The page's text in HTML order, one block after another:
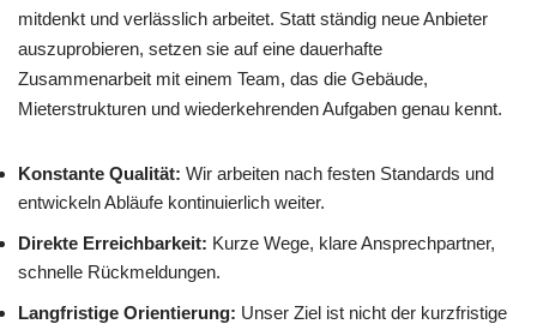
mitdenkt und verlässlich arbeitet. Statt ständig neue Anbieter
auszuprobieren, setzen sie auf eine dauerhafte
Zusammenarbeit mit einem Team, das die Gebäude,
Mieterstrukturen und wiederkehrenden Aufgaben genau kennt.
Konstante Qualität: Wir arbeiten nach festen Standards und
entwickeln Abläufe kontinuierlich weiter.
Direkte Erreichbarkeit: Kurze Wege, klare Ansprechpartner,
schnelle Rückmeldungen.
Langfristige Orientierung: Unser Ziel ist nicht der kurzfristige